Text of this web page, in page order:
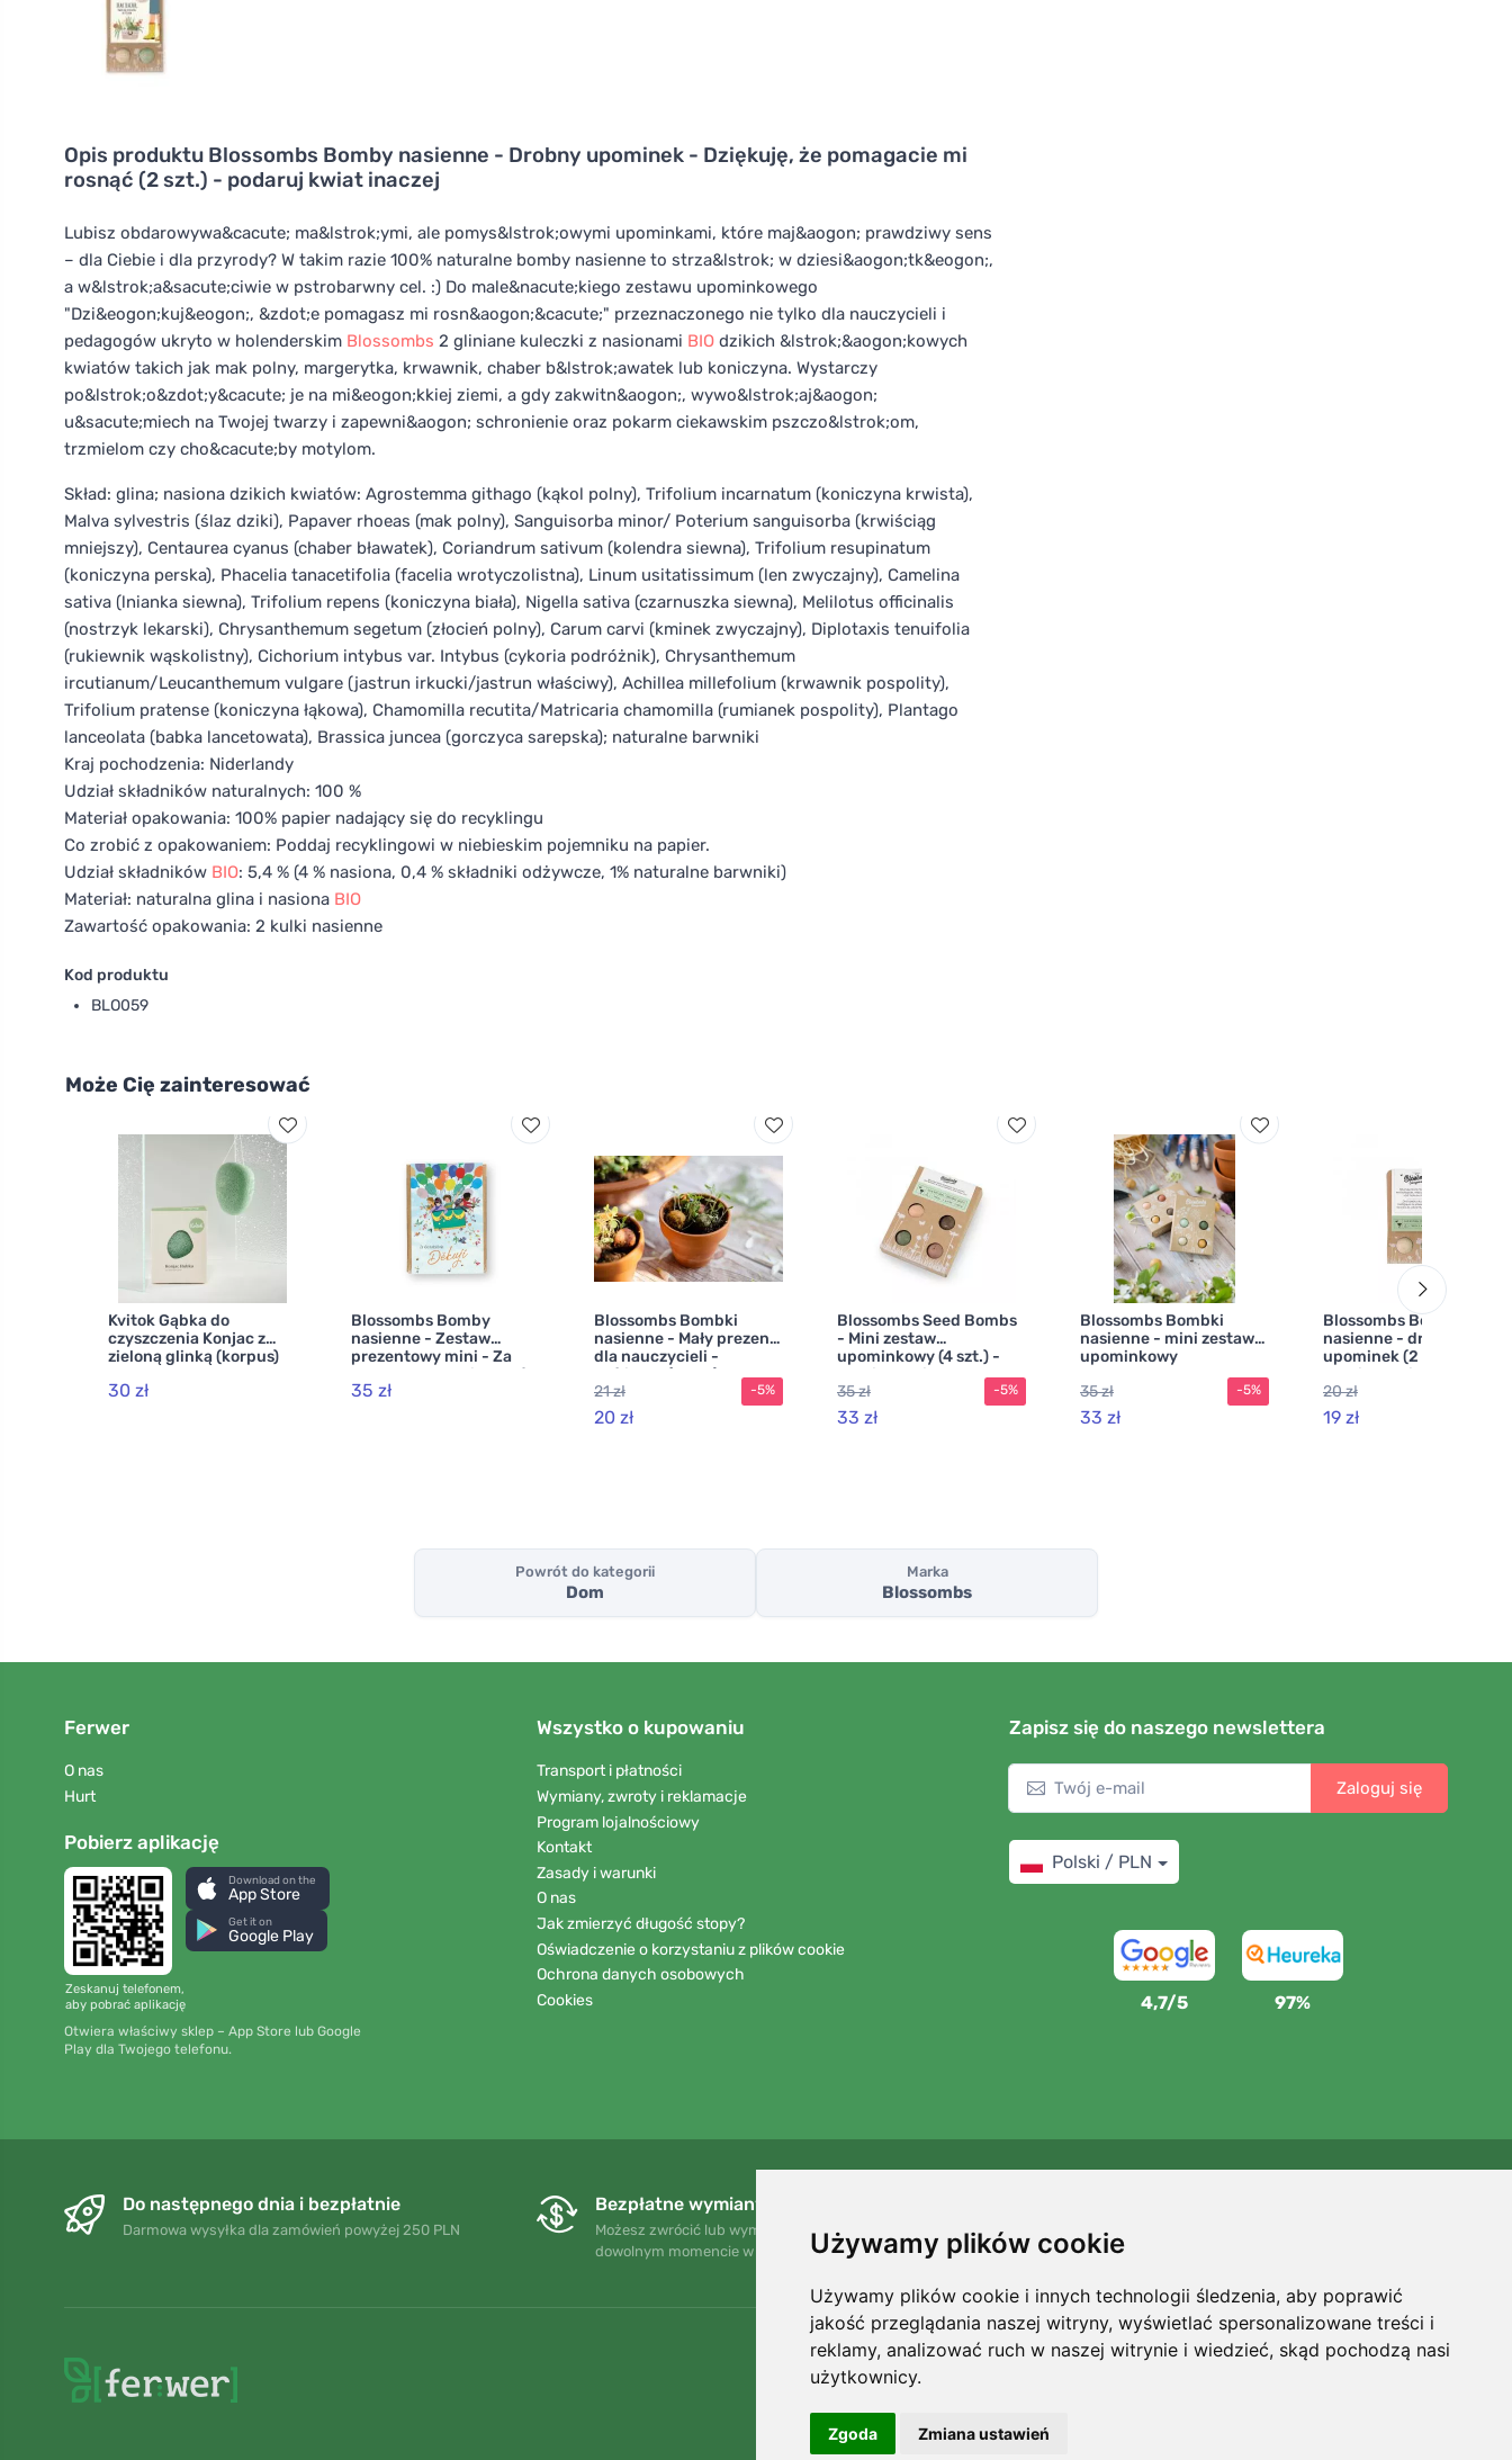
Używamy plików cookie
Używamy plików cookie i innych technologii śledzenia, aby poprawić
jakość przeglądania naszej witryny, wyświetlać spersonalizowane treści i
reklamy, analizować ruch w naszej witrynie i wiedzieć, skąd pochodzą nasi
użytkownicy.
Zgoda Zmiana ustawień
Opis produktu Blossombs Bomby nasienne - Drobny upominek - Dziękuję, że pomagacie mi
rosnąć (2 szt.) - podaruj kwiat inaczej
Lubisz obdarowywa&cacute; ma&lstrok;ymi, ale pomys&lstrok;owymi upominkami, które maj&aogon; prawdziwy sens
– dla Ciebie i dla przyrody? W takim razie 100% naturalne bomby nasienne to strza&lstrok; w dziesi&aogon;tk&eogon;,
a w&lstrok;a&sacute;ciwie w pstrobarwny cel. :) Do male&nacute;kiego zestawu upominkowego
"Dzi&eogon;kuj&eogon;, &zdot;e pomagasz mi rosn&aogon;&cacute;" przeznaczonego nie tylko dla nauczycieli i
pedagogów ukryto w holenderskim Blossombs 2 gliniane kuleczki z nasionami BIO dzikich &lstrok;&aogon;kowych
kwiatów takich jak mak polny, margerytka, krwawnik, chaber b&lstrok;awatek lub koniczyna. Wystarczy
po&lstrok;o&zdot;y&cacute; je na mi&eogon;kkiej ziemi, a gdy zakwitn&aogon;, wywo&lstrok;aj&aogon;
u&sacute;miech na Twojej twarzy i zapewni&aogon; schronienie oraz pokarm ciekawskim pszczo&lstrok;om,
trzmielom czy cho&cacute;by motylom.
Skład: glina; nasiona dzikich kwiatów: Agrostemma githago (kąkol polny), Trifolium incarnatum (koniczyna krwista),
Malva sylvestris (ślaz dziki), Papaver rhoeas (mak polny), Sanguisorba minor/ Poterium sanguisorba (krwiściąg
mniejszy), Centaurea cyanus (chaber bławatek), Coriandrum sativum (kolendra siewna), Trifolium resupinatum
(koniczyna perska), Phacelia tanacetifolia (facelia wrotyczolistna), Linum usitatissimum (len zwyczajny), Camelina
sativa (lnianka siewna), Trifolium repens (koniczyna biała), Nigella sativa (czarnuszka siewna), Melilotus officinalis
(nostrzyk lekarski), Chrysanthemum segetum (złocień polny), Carum carvi (kminek zwyczajny), Diplotaxis tenuifolia
(rukiewnik wąskolistny), Cichorium intybus var. Intybus (cykoria podróżnik), Chrysanthemum
ircutianum/Leucanthemum vulgare (jastrun irkucki/jastrun właściwy), Achillea millefolium (krwawnik pospolity),
Trifolium pratense (koniczyna łąkowa), Chamomilla recutita/Matricaria chamomilla (rumianek pospolity), Plantago
lanceolata (babka lancetowata), Brassica juncea (gorczyca sarepska); naturalne barwniki
Kraj pochodzenia: Niderlandy
Udział składników naturalnych: 100 %
Materiał opakowania: 100% papier nadający się do recyklingu
Co zrobić z opakowaniem: Poddaj recyklingowi w niebieskim pojemniku na papier.
Udział składników BIO: 5,4 % (4 % nasiona, 0,4 % składniki odżywcze, 1% naturalne barwniki)
Materiał: naturalna glina i nasiona BIO
Zawartość opakowania: 2 kulki nasienne
Kod produktu
BLO059
Może Cię zainteresować
Kvitok Gąbka do
czyszczenia Konjac z
zieloną glinką (korpus)
30 zł
Blossombs Bomby
nasienne - Zestaw
prezentowy mini - Za
wszystko po tysiąckroć
dziękuję (4 szt.) -
35 zł
Blossombs Bombki
nasienne - Mały prezent
dla nauczycieli -
Króliczek (2 szt.)
21 zł
20 zł
-5%
Blossombs Seed Bombs
- Mini zestaw
upominkowy (4 szt.) -
oryginalny i praktyczny
prezent w jednym
35 zł
33 zł
-5%
Blossombs Bombki
nasienne - mini zestaw
upominkowy
35 zł
33 zł
-5%
Blossombs Bombki
nasienne - drobny
upominek (2 szt.) -
oryginalny i praktyczny
prezent w jednym
20 zł
19 zł
Powrót do kategorii
Dom
Marka
Blossombs
Ferwer
O nas
Hurt
Pobierz aplikację
Zeskanuj telefonem,
aby pobrać aplikację
Download on the
App Store
Get it on
Google Play
Otwiera właściwy sklep – App Store lub Google
Play dla Twojego telefonu.
Wszystko o kupowaniu
Transport i płatności
Wymiany, zwroty i reklamacje
Program lojalnościowy
Kontakt
Zasady i warunki
O nas
Jak zmierzyć długość stopy?
Oświadczenie o korzystaniu z plików cookie
Ochrona danych osobowych
Cookies
Zapisz się do naszego newslettera
Zaloguj się
Polski / PLN
4,7/5 97%
Do następnego dnia i bezpłatnie
Darmowa wysyłka dla zamówień powyżej 250 PLN
Bezpłatne wymiany i zwroty
Możesz zwrócić lub wymienić swoje zamówienie w
dowolnym momencie w ciągu 90 dni.
Za każde zamówienie sadzimy drzewo! Czytaj więcej
nas.